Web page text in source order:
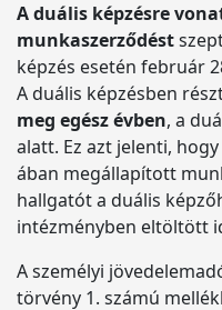
A duális képzésre
munkaszerződést
képzés esetén február
A duális képzésben
meg egész évben, a
alatt. Ez azt jelenti,
ában megállapított
hallgatót a duális
intézményben eltöltött
A személyi
törvény 1. számú